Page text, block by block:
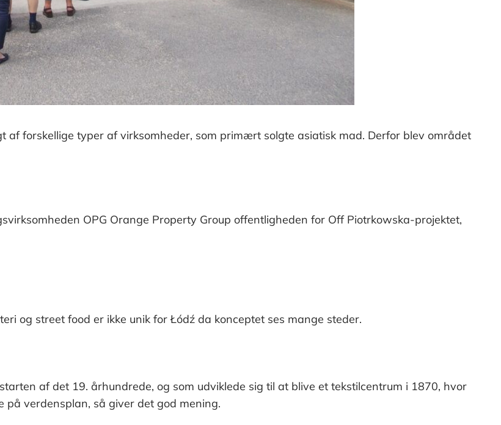
forskellige typer af virksomheder, som primært solgte asiatisk mad. Derfor blev området
OPG Orange Property Group offentligheden for Off Piotrkowska-projektet,
og street food er ikke unik for Łódź da konceptet ses mange steder.
af det 19. århundrede, og som udviklede sig til at blive et tekstilcentrum i 1870, hvor
verdensplan, så giver det god mening.